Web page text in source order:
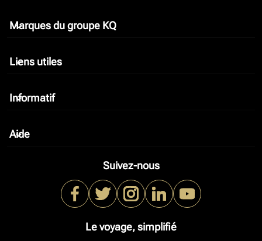
Marques du groupe KQ
keyboard_arrow_down
Liens utiles
keyboard_arrow_down
Informatif
keyboard_arrow_down
Aide
keyboard_arrow_down
Suivez-nous
Le voyage, simplifié